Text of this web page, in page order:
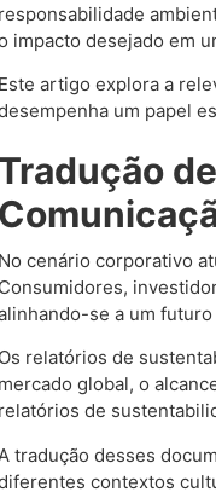
responsabilidade
impacto desejado em
Este artigo explora a
um papel
Tradução
No cenário corporativo
Consumidores,
se a um
Os relatórios de
mercado global, o
relatórios de
A tradução desses
contextos